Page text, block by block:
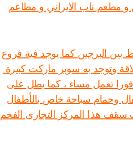
مطعم ناب الايراني و مطاعم
البرجين كما يوجد فية فروع
وتوجد به سوبر ماركت كبيرة
تعمل مساء ، كما يطل على
وحمام سباحة خاص بالأطفال
سقف هذا المركز التجارى الفخم